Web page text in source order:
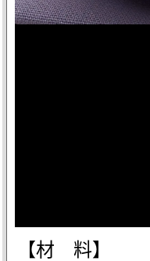
【材 料】